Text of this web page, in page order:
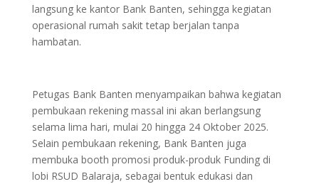
langsung ke kantor Bank Banten, sehingga kegiatan
operasional rumah sakit tetap berjalan tanpa
hambatan.
Petugas Bank Banten menyampaikan bahwa kegiatan
pembukaan rekening massal ini akan berlangsung
selama lima hari, mulai 20 hingga 24 Oktober 2025.
Selain pembukaan rekening, Bank Banten juga
membuka booth promosi produk-produk Funding di
lobi RSUD Balaraja, sebagai bentuk edukasi dan